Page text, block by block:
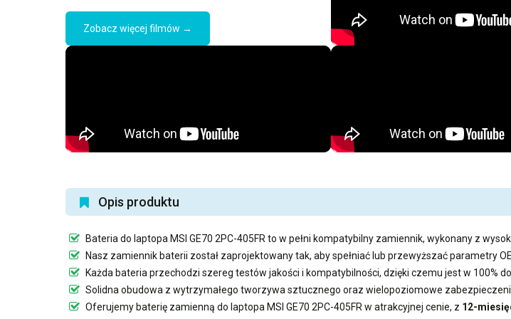
Zobacz więcej filmów →
Opis produktu
Bateria do laptopa MSI GE70 2PC-405FR to w pełni kompatybilny zamiennik, wykonany z
Nasz zamiennik baterii został zaprojektowany tak, aby spełniać lub przewyższać parametry
Każda bateria przechodzi szereg testów jakości i kompatybilności, dzięki czemu jest w 100%
Solidna obudowa z wytrzymałego tworzywa sztucznego oraz wielopoziomowe
Oferujemybaterię zamienną do laptopa MSI GE70 2PC-405FR w atrakcyjnej cenie, z 12-